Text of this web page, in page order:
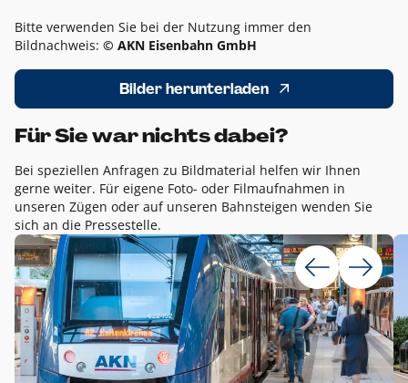
Bitte verwenden Sie bei der Nutzung immer den
Bildnachweis: © AKN Eisenbahn GmbH
Bilder herunterladen
Für Sie war nichts dabei?
Bei speziellen Anfragen zu Bildmaterial helfen wir Ihnen
gerne weiter. Für eigene Foto- oder Filmaufnahmen in
unseren Zügen oder auf unseren Bahnsteigen wenden Sie
sich an die Pressestelle.